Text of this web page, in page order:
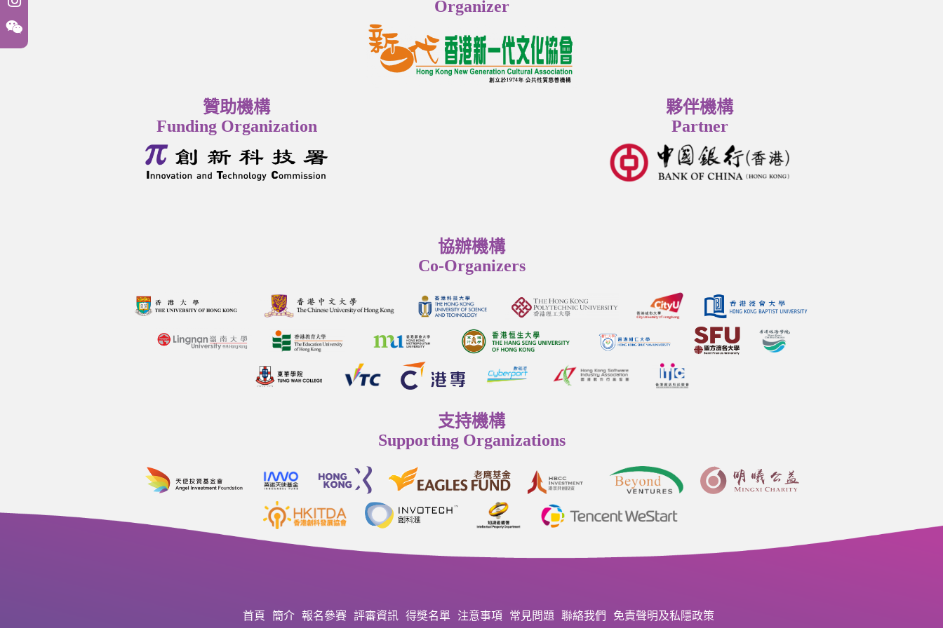
Organizer
贊助機構
Funding Organization
夥伴機構
Partner
協辦機構
Co-Organizers
支持機構
Supporting Organizations
首頁 簡介 報名參賽 評審資訊 得獎名單 注意事項 常見問題 聯絡我們 免責聲明及私隱政策